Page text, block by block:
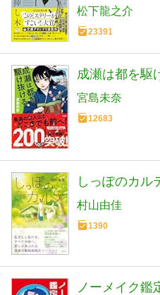
松下龍之介
23391
成瀬は都を駆
宮島未奈
12683
しっぽのカル
村山由佳
1390
ノーメイク鑑